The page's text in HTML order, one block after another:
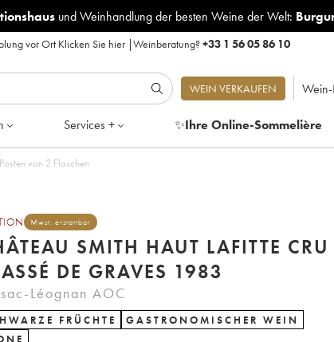
und Weinhandlung der besten Weine der Welt:
vor Ort Klicken Sie hier|Weinberatung?+33 1 56 05 86 10
WEIN VERKAUFEN
Services + ✨Ihre Online-Sommelière
von 2 Flaschen
Mwst. erstattbar
SMITH HAUT LAFITTE CRU
DE GRAVES 1983
Léognan AOC
FRÜCHTE
GASTRONOMISCHER WEIN